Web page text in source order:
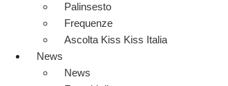
Palinsesto
Frequenze
Ascolta Kiss Kiss Italia
News
News